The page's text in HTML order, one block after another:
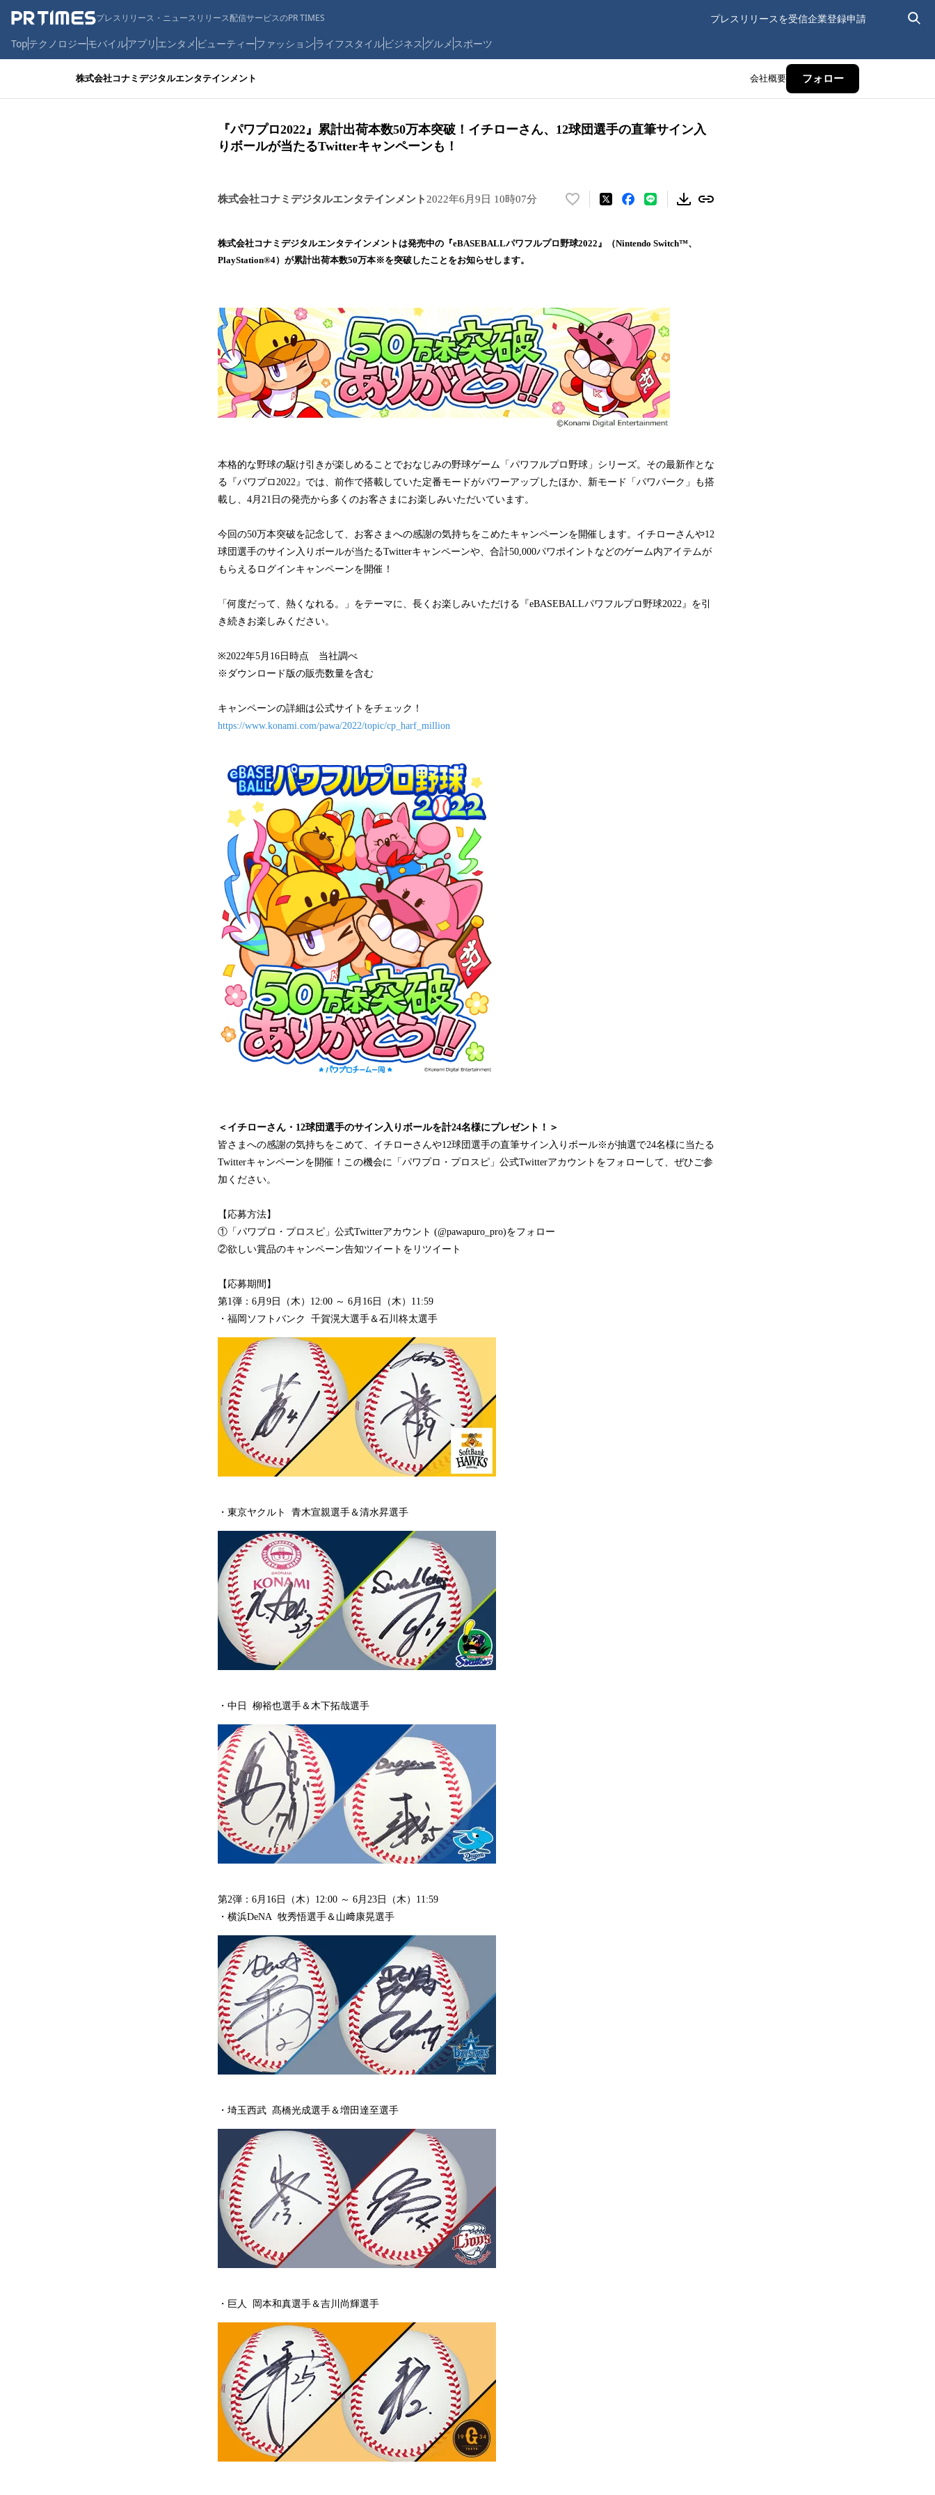
プレスリリース・ニュースリリース配信サービスのPR TIMES プレスリリースを受信企業登録申請
Topテクノロジーモバイルアプリ エンタメ ビューティーファッションライフスタイルビジネス グルメ スポーツ
株式会社コナミデジタルエンタテインメント 会社概要 フォロー
『パワプロ2022』累計出荷本数50万本突破！イチローさん、12球団選手の直筆サイン入
りボールが当たるTwitterキャンペーンも！
株式会社コナミデジタルエンタテインメント 2022年6月9日 10時07分
い
！
み
込
み
中
で
す
​株式会社コナミデジタルエンタテインメントは発売中の『eBASEBALLパワフルプロ野球2022』（Nintendo Switch™、
PlayStation®4）が累計出荷本数50万本※を突破したことをお知らせします。
本格的な野球の駆け引きが楽しめることでおなじみの野球ゲーム「パワフルプロ野球」シリーズ。その最新作とな
る『パワプロ2022』では、前作で搭載していた定番モードがパワーアップしたほか、新モード「パワパーク」も搭
載し、4月21日の発売から多くのお客さまにお楽しみいただいています。
今回の50万本突破を記念して、お客さまへの感謝の気持ちをこめたキャンペーンを開催します。イチローさんや12
球団選手のサイン入りボールが当たるTwitterキャンペーンや、合計50,000パワポイントなどのゲーム内アイテムが
もらえるログインキャンペーンを開催！
「何度だって、熱くなれる。」をテーマに、長くお楽しみいただける『eBASEBALLパワフルプロ野球2022』を引
き続きお楽しみください。
※2022年5月16日時点 当社調べ
※ダウンロード版の販売数量を含む
キャンペーンの詳細は公式サイトをチェック！
https://www.konami.com/pawa/2022/topic/cp_harf_million
＜イチローさん・12球団選手のサイン入りボールを計24名様にプレゼント！＞
皆さまへの感謝の気持ちをこめて、イチローさんや12球団選手の直筆サイン入りボール※が抽選で24名様に当たる
Twitterキャンペーンを開催！この機会に「パワプロ・プロスピ」公式Twitterアカウントをフォローして、ぜひご参
加ください。
【応募方法】
①「パワプロ・プロスピ」公式Twitterアカウント (@pawapuro_pro)をフォロー
②欲しい賞品のキャンペーン告知ツイートをリツイート
【応募期間】
第1弾：6月9日（木）12:00 ～ 6月16日（木）11:59
・福岡ソフトバンク 千賀滉大選手＆石川柊太選手
・東京ヤクルト 青木宣親選手＆清水昇選手
・中日 柳裕也選手＆木下拓哉選手
第2弾：6月16日（木）12:00 ～ 6月23日（木）11:59
・横浜DeNA 牧秀悟選手＆山﨑康晃選手
・埼玉西武 髙橋光成選手＆増田達至選手
・巨人 岡本和真選手＆吉川尚輝選手